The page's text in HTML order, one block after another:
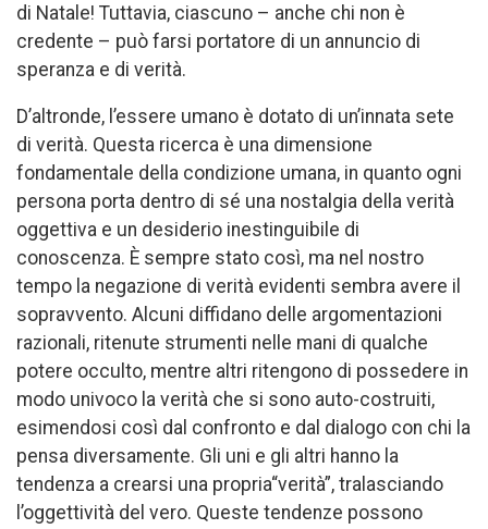
di Natale! Tuttavia, ciascuno – anche chi non è
credente – può farsi portatore di un annuncio di
speranza e di verità.
D’altronde, l’essere umano è dotato di un’innata sete
di verità. Questa ricerca è una dimensione
fondamentale della condizione umana, in quanto ogni
persona porta dentro di sé una nostalgia della verità
oggettiva e un desiderio inestinguibile di
conoscenza. È sempre stato così, ma nel nostro
tempo la negazione di verità evidenti sembra avere il
sopravvento. Alcuni diffidano delle argomentazioni
razionali, ritenute strumenti nelle mani di qualche
potere occulto, mentre altri ritengono di possedere in
modo univoco la verità che si sono auto-costruiti,
esimendosi così dal confronto e dal dialogo con chi la
pensa diversamente. Gli uni e gli altri hanno la
tendenza a crearsi una propria“verità”, tralasciando
l’oggettività del vero. Queste tendenze possono